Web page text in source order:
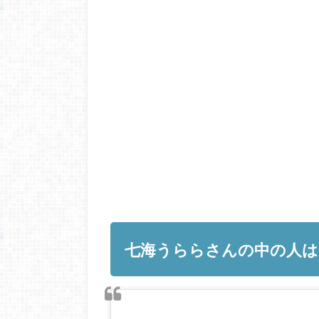
七海うららさんの中の人